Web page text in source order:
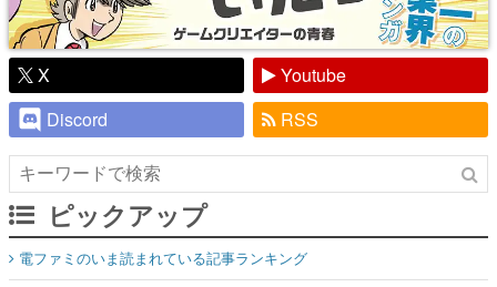
X
Youtube
Discord
RSS
ピックアップ
電ファミのいま読まれている記事ランキング